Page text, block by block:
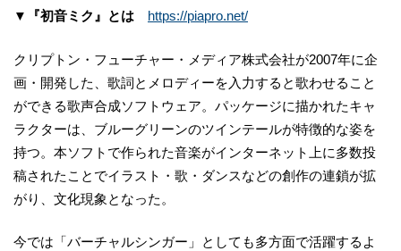
▼『初音ミク』とは https://piapro.net/
クリプトン・フューチャー・メディア株式会社が2007年に企
画・開発した、歌詞とメロディーを入力すると歌わせること
ができる歌声合成ソフトウェア。パッケージに描かれたキャ
ラクターは、ブルーグリーンのツインテールが特徴的な姿を
持つ。本ソフトで作られた音楽がインターネット上に多数投
稿されたことでイラスト・歌・ダンスなどの創作の連鎖が拡
がり、文化現象となった。
今では「バーチャルシンガー」としても多方面で活躍するよ